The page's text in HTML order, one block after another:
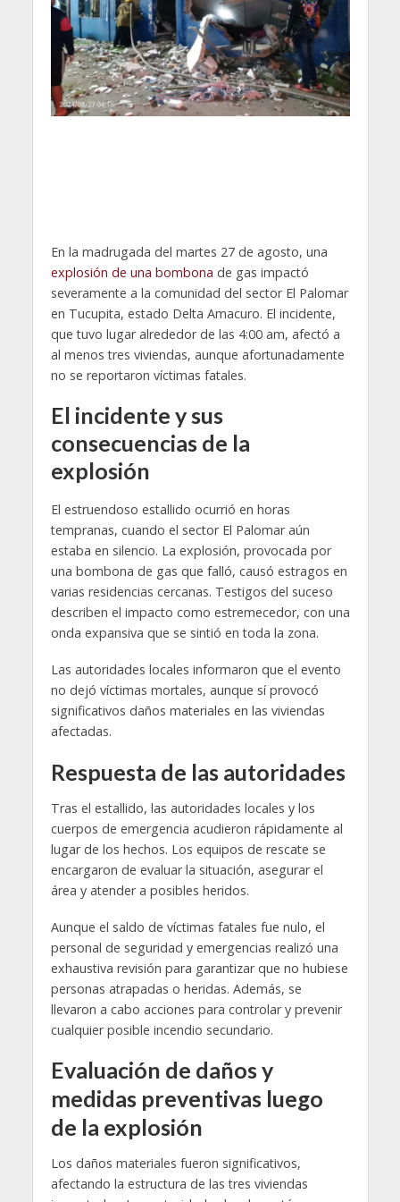
En la madrugada del martes 27 de agosto, una
explosión de una bombona de gas impactó
severamente a la comunidad del sector El Palomar
en Tucupita, estado Delta Amacuro. El incidente,
que tuvo lugar alrededor de las 4:00 am, afectó a
al menos tres viviendas, aunque afortunadamente
no se reportaron víctimas fatales.
El incidente y sus
consecuencias de la
explosión
El estruendoso estallido ocurrió en horas
tempranas, cuando el sector El Palomar aún
estaba en silencio. La explosión, provocada por
una bombona de gas que falló, causó estragos en
varias residencias cercanas. Testigos del suceso
describen el impacto como estremecedor, con una
onda expansiva que se sintió en toda la zona.
Las autoridades locales informaron que el evento
no dejó víctimas mortales, aunque sí provocó
significativos daños materiales en las viviendas
afectadas.
Respuesta de las autoridades
Tras el estallido, las autoridades locales y los
cuerpos de emergencia acudieron rápidamente al
lugar de los hechos. Los equipos de rescate se
encargaron de evaluar la situación, asegurar el
área y atender a posibles heridos.
Aunque el saldo de víctimas fatales fue nulo, el
personal de seguridad y emergencias realizó una
exhaustiva revisión para garantizar que no hubiese
personas atrapadas o heridas. Además, se
llevaron a cabo acciones para controlar y prevenir
cualquier posible incendio secundario.
Evaluación de daños y
medidas preventivas luego
de la explosión
Los daños materiales fueron significativos,
afectando la estructura de las tres viviendas